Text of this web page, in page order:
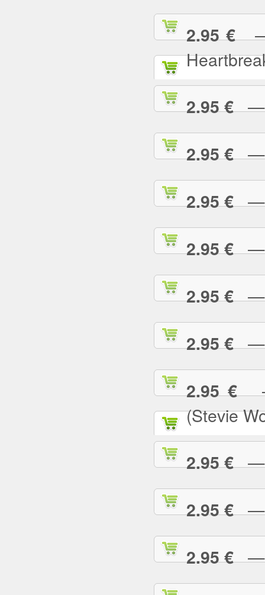
2.95 €—
2.95 €—
2.95 €—
2.95 €—
2.95 €—
2.95 €—
2.95 €—
2.95 €—
(Stevie
2.95 €—
2.95 €—
2.95 €—